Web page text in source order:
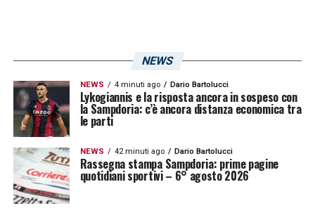
squadra emiliana, forte di 3 vittorie contro le
2 blucerchiate, a fronte di 3 pareggi. Le cose
non cambiano se si considerano, sempre
relativamente al massimo campionato, le
sole gare giocate al “Ferraris“: è sempre la
squadra di Iachini ad essere in vantaggio
grazie a 2 vittorie contro
NEWS
NEWS 4 minuti ago Dario Bartolucci
Lykogiannis e la risposta ancora in sospeso con
la Sampdoria: c’è ancora distanza economica tra
le parti
NEWS 42 minuti ago Dario Bartolucci
Rassegna stampa Sampdoria: prime pagine
quotidiani sportivi – 6° agosto 2026